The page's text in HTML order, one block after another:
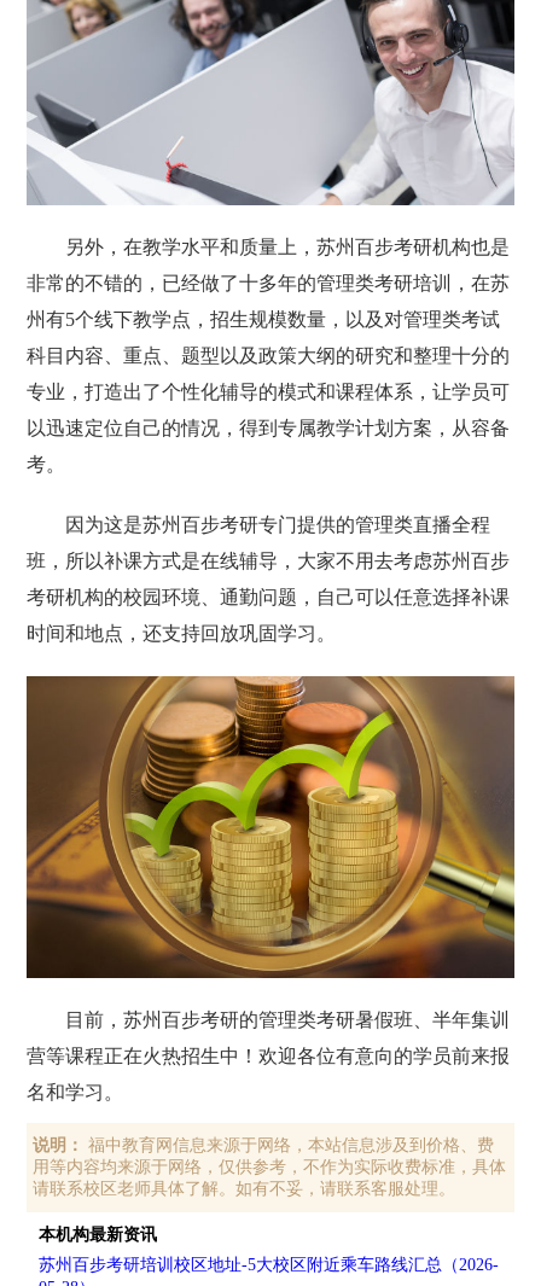
另外，在教学水平和质量上，苏州百步考研机构也是
非常的不错的，已经做了十多年的管理类考研培训，在苏
州有5个线下教学点，招生规模数量，以及对管理类考试
科目内容、重点、题型以及政策大纲的研究和整理十分的
专业，打造出了个性化辅导的模式和课程体系，让学员可
以迅速定位自己的情况，得到专属教学计划方案，从容备
考。
因为这是苏州百步考研专门提供的管理类直播全程
班，所以补课方式是在线辅导，大家不用去考虑苏州百步
考研机构的校园环境、通勤问题，自己可以任意选择补课
时间和地点，还支持回放巩固学习。
目前，苏州百步考研的管理类考研暑假班、半年集训
营等课程正在火热招生中！欢迎各位有意向的学员前来报
名和学习。
说明：
福中教育网信息来源于网络，本站信息涉及到价格、费
用等内容均来源于网络，仅供参考，不作为实际收费标准，具体
请联系校区老师具体了解。如有不妥，请联系客服处理。
本机构最新资讯
苏州百步考研培训校区地址-5大校区附近乘车路线汇总（2026-